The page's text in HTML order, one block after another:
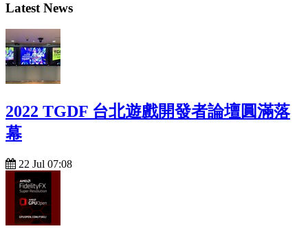
Latest News
2022 TGDF 台北遊戲開發者論壇圓滿落
幕
22 Jul 07:08